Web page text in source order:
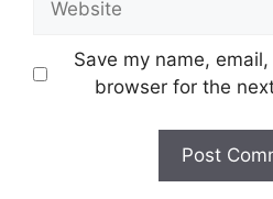
Save my name,
browser for the